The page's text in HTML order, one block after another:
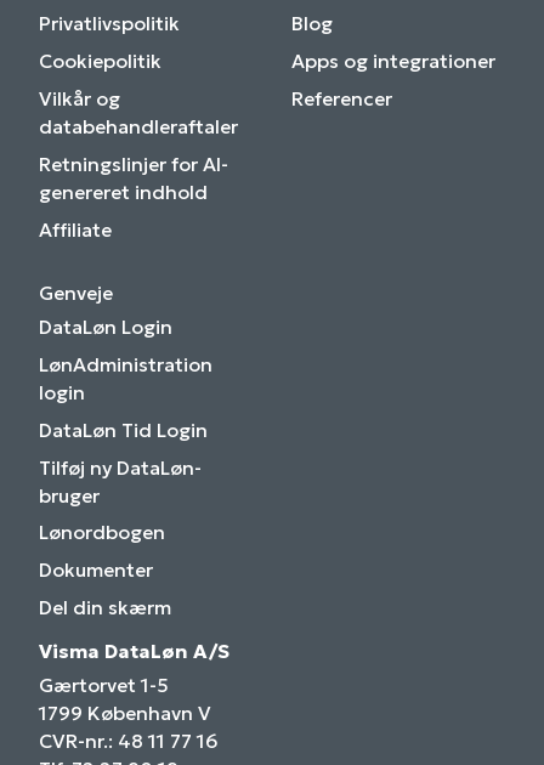
Privatlivspolitik
Cookiepolitik
Vilkår og
databehandleraftaler
Retningslinjer for AI-
genereret indhold
Affiliate
Blog
Apps og integrationer
Referencer
Genveje
DataLøn Login
LønAdministration
login
DataLøn Tid Login
Tilføj ny DataLøn-
bruger
Lønordbogen
Dokumenter
Del din skærm
Visma DataLøn A/S
Gærtorvet 1-5
1799 København V
CVR-nr.: 48 11 77 16